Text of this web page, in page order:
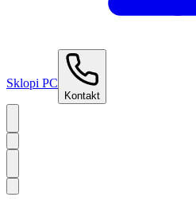
Sklopi PC
Kontakt